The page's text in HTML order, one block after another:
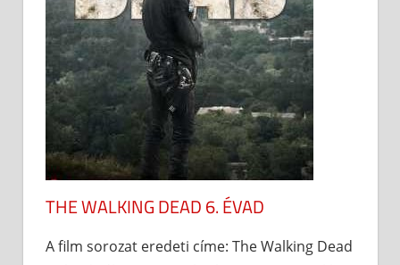
THE WALKING DEAD 6. ÉVAD
A film sorozat eredeti címe: The Walking Dead